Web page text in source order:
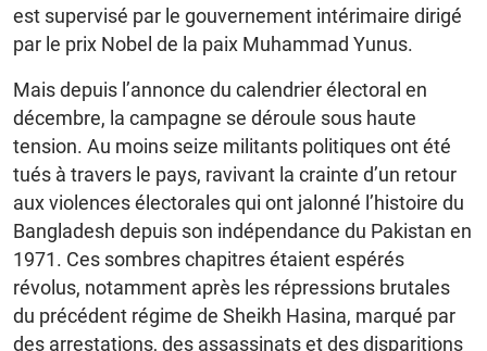
est supervisé par le gouvernement intérimaire dirigé
par le prix Nobel de la paix Muhammad Yunus.
Mais depuis l’annonce du calendrier électoral en
décembre, la campagne se déroule sous haute
tension. Au moins seize militants politiques ont été
tués à travers le pays, ravivant la crainte d’un retour
aux violences électorales qui ont jalonné l’histoire du
Bangladesh depuis son indépendance du Pakistan en
1971. Ces sombres chapitres étaient espérés
révolus, notamment après les répressions brutales
du précédent régime de Sheikh Hasina, marqué par
des arrestations, des assassinats et des disparitions